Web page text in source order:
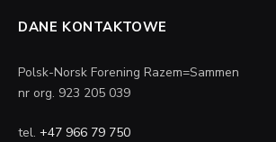
DANE KONTAKTOWE
Polsk-Norsk Forening Razem=Sammen
nr org. 923 205 039
tel. +47 966 79 750